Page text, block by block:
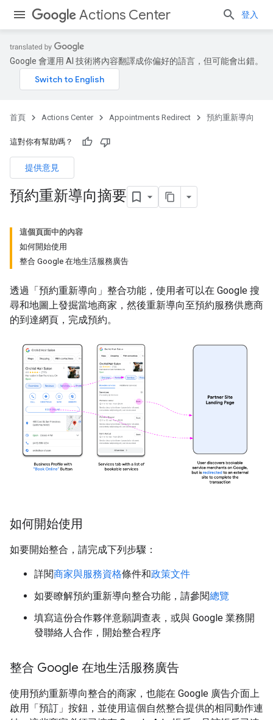
Actions Center 登入
Google 會運用 AI 技術將內容翻譯成你偏好的語言，但可能會出錯。
首頁 Actions Center Appointments Redirect 預約重新導向
這對你有幫助嗎？
提供意見
預約重新導向摘要
這個頁面中的內容
如何開始使用
整合 Google 在地生活服務廣告
透過「預約重新導向」整合功能，使用者可以在 Google 搜
尋和地圖上發掘當地商家，然後重新導向至預約服務供應商
的到達網頁，完成預約。
如何開始使用
如要開始整合，請完成下列步驟：
詳閱商家與服務資格條件和政策文件
如要瞭解預約重新導向整合功能，請參閱總覽
填寫這份合作夥伴意願調查表，或與 Google 業務開
發聯絡人合作，開始整合程序
整合 Google 在地生活服務廣告
使用預約重新導向整合的商家，也能在 Google 廣告介面上
啟用「預訂」按鈕，並使用這個自然整合提供的相同動作連